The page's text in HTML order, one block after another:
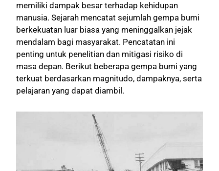
memiliki dampak besar terhadap kehidupan
manusia. Sejarah mencatat sejumlah gempa bumi
berkekuatan luar biasa yang meninggalkan jejak
mendalam bagi masyarakat. Pencatatan ini
penting untuk penelitian dan mitigasi risiko di
masa depan. Berikut beberapa gempa bumi yang
terkuat berdasarkan magnitudo, dampaknya, serta
pelajaran yang dapat diambil.